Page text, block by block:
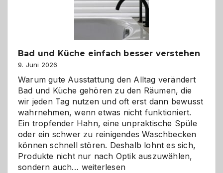
Bad und Küche einfach besser verstehen
9. Juni 2026
Warum gute Ausstattung den Alltag verändert
Bad und Küche gehören zu den Räumen, die
wir jeden Tag nutzen und oft erst dann bewusst
wahrnehmen, wenn etwas nicht funktioniert.
Ein tropfender Hahn, eine unpraktische Spüle
oder ein schwer zu reinigendes Waschbecken
können schnell stören. Deshalb lohnt es sich,
Produkte nicht nur nach Optik auszuwählen,
sondern auch… Bad
weiterlesen